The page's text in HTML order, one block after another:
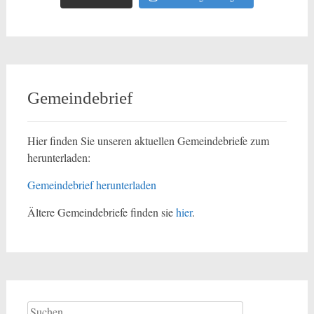
Gemeindebrief
Hier finden Sie unseren aktuellen Gemeindebriefe zum
herunterladen:
Gemeindebrief herunterladen
Ältere Gemeindebriefe finden siehier.
Suchen